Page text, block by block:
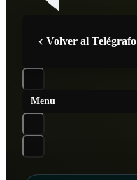
Volver al Telégrafo
Menu